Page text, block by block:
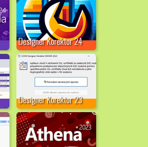
Designer Korektor 24
Designer Korektor 23